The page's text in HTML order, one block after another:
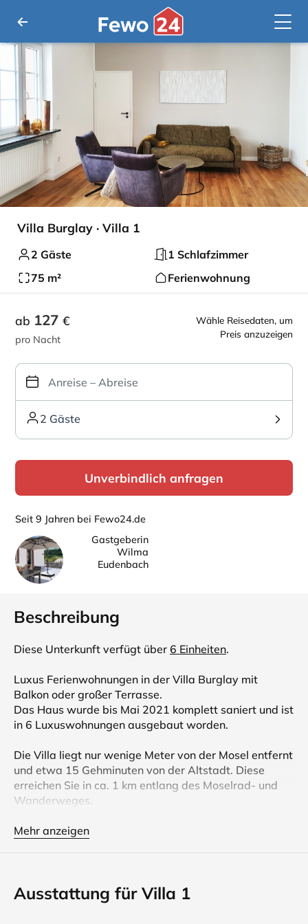
Villa Burglay · Villa 1
2 Gäste
1 Schlafzimmer
75 m²
Ferienwohnung
Wähle Reisedaten, um
Preis anzuzeigen
ab 127 €
pro Nacht
2 Gäste
Unverbindlich anfragen
Seit 9 Jahren bei Fewo24.de
Gastgeberin
Wilma
Eudenbach
Beschreibung
Diese Unterkunft verfügt über 6 Einheiten.
Luxus Ferienwohnungen in der Villa Burglay mit
Balkon oder großer Terrasse.
Das Haus wurde bis Mai 2021 komplett saniert und ist
in 6 Luxuswohnungen ausgebaut worden.
Die Villa liegt nur wenige Meter von der Mosel entfernt
und etwa 15 Gehminuten von der Altstadt. Diese
erreichen Sie in ca. 1 km entlang des Moselrad- und
Wanderweges.
Villa 1 und 2 verfügen über eine Privatsauna in der
Hier verwöhnen Sie sich mit höchstem Komfort.
Alle Wohnungen haben kostenlosen W-Lan Anschluss.
Mehr anzeigen
Ausstattung für Villa 1